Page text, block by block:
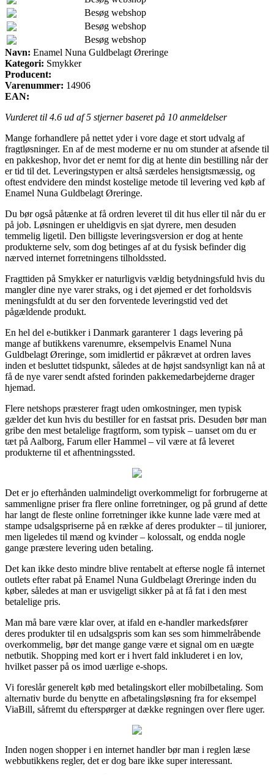
Besøg webshop
Besøg webshop
Besøg webshop
Navn: Enamel Nuna Guldbelagt Øreringe
Kategori: Smykker
Producent:
Varenummer: 14906
EAN:
Vurderet til 4.6 ud af 5 stjerner baseret på 10 anmeldelser
Mange forhandlere på nettet yder i vore dage et stort udvalg af
fragtløsninger. En af de mest moderne er nu om stunder at afsende til
en pakkeshop, hvor det er nemt for dig at hente din bestilling når der
er tid til det. Leveringstypen er altså særdeles hensigtsmæssig, og
oftest endvidere den mindst kostelige metode til levering ved køb af
Enamel Nuna Guldbelagt Øreringe.
Du bør også påtænke at få ordren leveret til dit hus eller til når du er
på job. Løsningen er uheldigvis en sjat dyrere, men desuden
temmelig ligetil. Den billigste leveringsversion er dog at hente
produkterne selv, som dog betinges af at du fysisk befinder dig
nærved internet forretningens tilholdssted.
Fragttiden på Smykker er naturligvis vældig betydningsfuld hvis du
mangler dine nye varer straks, og i det øjemed er det forholdsvis
meningsfuldt at du ser den forventede leveringstid ved det
pågældende produkt.
En hel del e-butikker i Danmark garanterer 1 dags levering på
mange af butikkens varenumre, eksempelvis Enamel Nuna
Guldbelagt Øreringe, som imidlertid er påkrævet at ordren laves
inden et besluttet tidspunkt, således at de højst sandsynligt kan nå at
få de nye varer sendt afsted forinden pakkemedarbejderne drager
hjemad.
Flere netshops præsterer fragt uden omkostninger, men typisk
gælder det kun hvis du bestiller for en fastsat pris. Desuden bør man
gribe den mest betalelige fragtform, som typisk – uanset om du er
tæt på Aalborg, Farum eller Hammel – vil være at få leveret
produkterne til et afhentningssted.
Det er jo efterhånden ualmindeligt overkommeligt for forbrugerne at
sammenligne priser fra flere online forretninger, og på grund af dette
har langt de fleste online forretninger ikke kunne lade være med at
stampe udsalgspriserne på en række af deres produkter – til juniorer,
men ligeledes til mænd og kvinder – kolossalt, og endda nogle
gange præstere levering uden betaling.
Det kan ikke desto mindre blive rentabelt at efterse nogle få internet
outlets efter rabat på Enamel Nuna Guldbelagt Øreringe inden du
køber, således at man er usvigeligt sikker på at få fat i den mest
betalelige pris.
Man må bare være klar over, at ifald en e-handler markedsfører
deres produkter til en udsalgspris som kan ses som himmelråbende
overkommelig, bør det mange gange være et signal om en uægte
netbutik. Shopping med kort er i hvert fald inkluderet i en lov,
hvilket passer på os imod uærlige e-shops.
Vi foreslår generelt køb med betalingskort eller mobilbetaling. Som
alternativ burde du benytte en afbetalingsløsning fra for eksempel
ViaBill, såfremt du efterspørger at dække regningen over flere uger.
Inden nogen shopper i en internet handler bør man i reglen læse
webbutikkens regler, det er dog bare ikke super interessant.